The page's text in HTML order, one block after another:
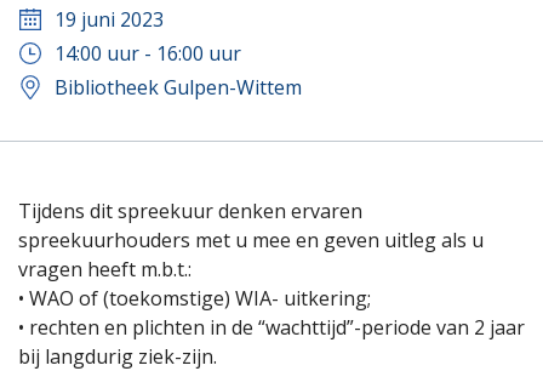
19 juni 2023
14:00 uur - 16:00 uur
Bibliotheek Gulpen-Wittem
Tijdens dit spreekuur denken ervaren
spreekuurhouders met u mee en geven uitleg als u
vragen heeft m.b.t.:
• WAO of (toekomstige) WIA- uitkering;
• rechten en plichten in de “wachttijd”-periode van 2 jaar
bij langdurig ziek-zijn.